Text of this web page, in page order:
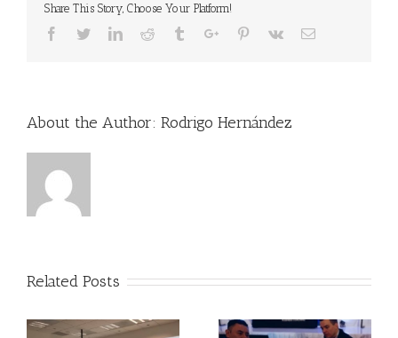
Share This Story, Choose Your Platform!
Facebook
TwitterLinkedinReddit TumblrGoogle+Pinterest
Vk Email
About the Author: Rodrigo Hernández
Related Posts